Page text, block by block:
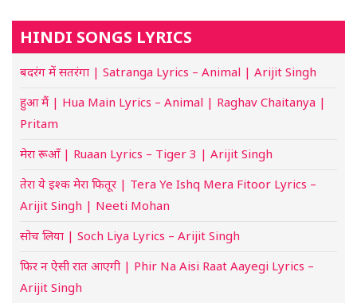
HINDI SONGS LYRICS
बदरंग में सतरंगा | Satranga Lyrics – Animal | Arijit Singh
हुआ मैं | Hua Main Lyrics – Animal | Raghav Chaitanya |
Pritam
मेरा रूआँ | Ruaan Lyrics – Tiger 3 | Arijit Singh
तेरा ये इश्क मेरा फितूर | Tera Ye Ishq Mera Fitoor Lyrics –
Arijit Singh | Neeti Mohan
सोच लिया | Soch Liya Lyrics – Arijit Singh
फिर न ऐसी रात आएगी | Phir Na Aisi Raat Aayegi Lyrics –
Arijit Singh